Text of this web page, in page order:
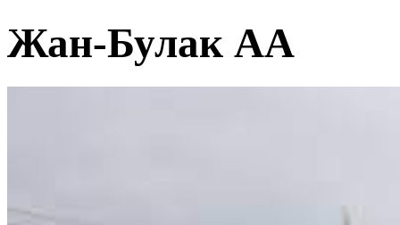
Жан-Булак АА